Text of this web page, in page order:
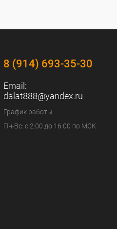
8 (914) 693-35-30
Email:
dalat888@yandex.ru
График работы
Пн-Вс: с 2:00 до 16:00 по МСК